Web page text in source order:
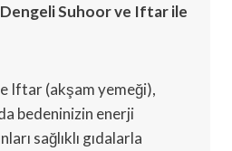
Suhoor ve Iftar ile
Iftar (akşam yemeği),
bedeninizin enerji
sağlıklı gıdalarla